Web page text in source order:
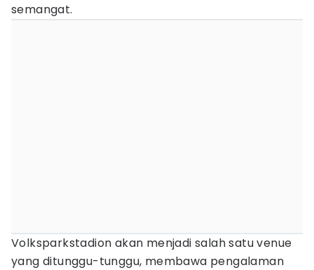
semangat.
Volksparkstadion akan menjadi salah satu venue
yang ditunggu-tunggu, membawa pengalaman